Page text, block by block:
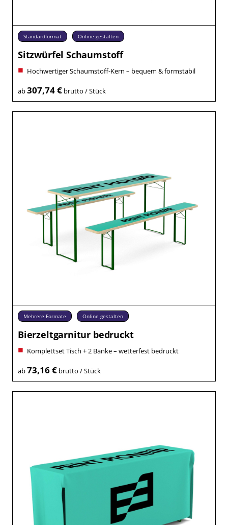
Standardformat Online gestalten
Sitzwürfel Schaumstoff
Hochwertiger Schaumstoff-Kern – bequem & formstabil
ab307,74 €brutto / Stück
Mehrere Formate Online gestalten
Bierzeltgarnitur bedruckt
Komplettset Tisch + 2 Bänke – wetterfest bedruckt
ab73,16 €brutto / Stück